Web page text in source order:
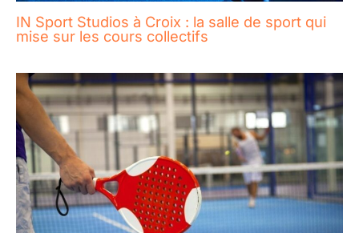
IN Sport Studios à Croix : la salle de sport qui
mise sur les cours collectifs